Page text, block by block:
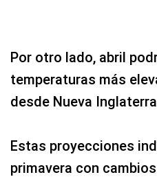
Por otro lado, abril
temperaturas más
desde Nueva
Estas proyecciones
primavera con